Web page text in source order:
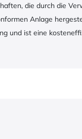
die durch die
Anlage
und ist eine